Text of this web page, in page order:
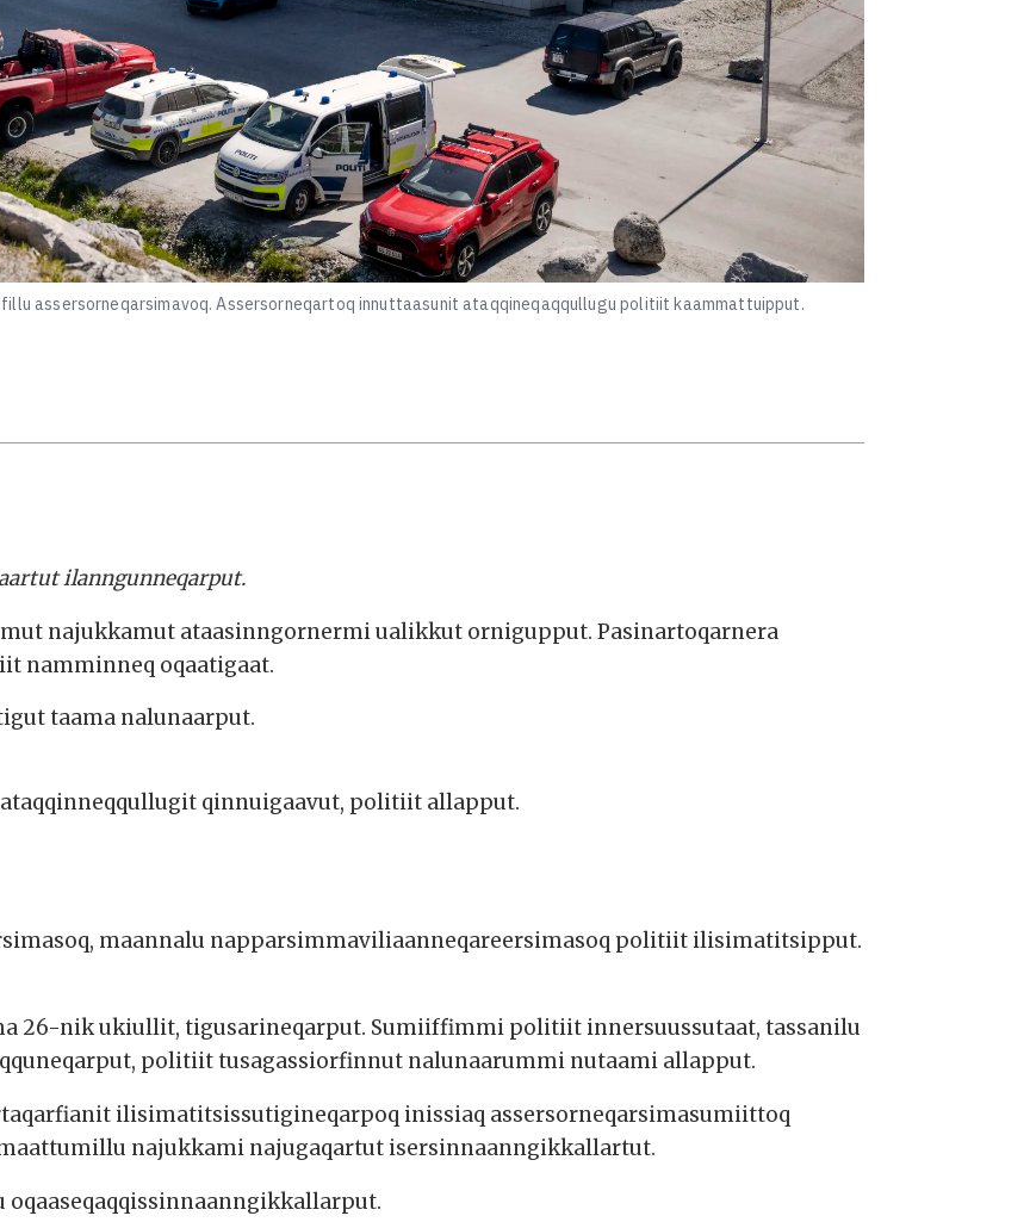
assersorneqarsimavoq. Assersorneqartoq innuttaasunit ataqqineqaqqullugu politiit kaammattuipput.
ilanngunneqarput.
najukkamut ataasinngornermi ualikkut ornigupput. Pasinartoqarnera
namminneq oqaatigaat.
taama nalunaarput.
qinnuigaavut, politiit allapput.
maannalu napparsimmaviliaanneqareersimasoq politiit ilisimatitsipput.
26-nik ukiullit, tigusarineqarput. Sumiiffimmi politiit innersuussutaat, tassanilu
politiit tusagassiorfinnut nalunaarummi nutaami allapput.
ilisimatitsissutigineqarpoq inissiaq assersorneqarsimasumiittoq
najukkami najugaqartut isersinnaanngikkallartut.